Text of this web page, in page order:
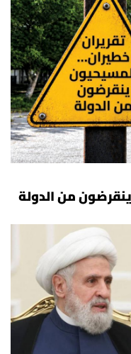
من الدولة